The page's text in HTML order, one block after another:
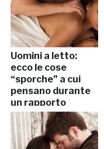
Uomini a letto:
ecco le cose
“sporche” a cui
pensano durante
un rapporto
sessuale…